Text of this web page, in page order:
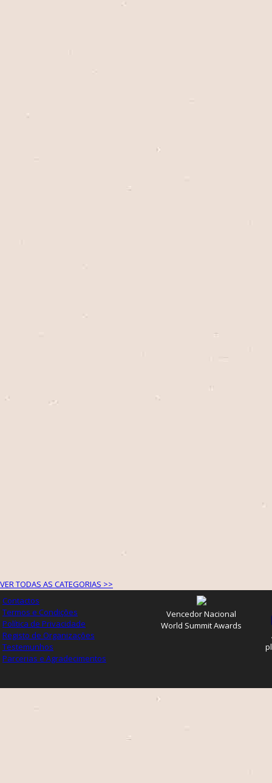
VER TODAS AS CATEGORIAS >>
Contactos
Termos e Condições
Política de Privacidade
Registo de Organizações
Testemunhos
Parcerias e Agradecimentos
Vencedor Nacional
World Summit Awards